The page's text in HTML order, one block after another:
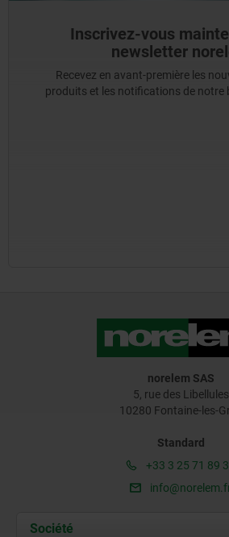
Inscrivez-vous
newsletter
Recevez en avant-première les
produits et les notifications de notre
norelem SAS
5, rue des Libellules
10280 Fontaine-les-
Standard
+33 3 25 71 89
Société